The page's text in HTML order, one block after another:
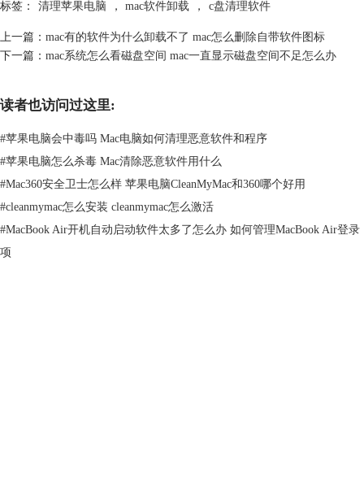
的“移出恶意软件”功能对电脑进行全面的安全检查。
图2 移出恶意软件功能
1.选择“移出恶意软件”功能，并点击扫描按钮，CleanMyMac X就会自动开
标签： 清理苹果电脑 ， mac软件卸载 ， c盘清理软件
上一篇： mac有的软件为什么卸载不了 mac怎么删除自带软件图标
下一篇： mac系统怎么看磁盘空间 mac一直显示磁盘空间不足怎么办
读者也访问过这里:
#苹果电脑会中毒吗 Mac电脑如何清理恶意软件和程序
#苹果电脑怎么杀毒 Mac清除恶意软件用什么
#Mac360安全卫士怎么样 苹果电脑CleanMyMac和360哪个好用
#cleanmymac怎么安装 cleanmymac怎么激活
#MacBook Air开机自动启动软件太多了怎么办 如何管理MacBook Air登录
项